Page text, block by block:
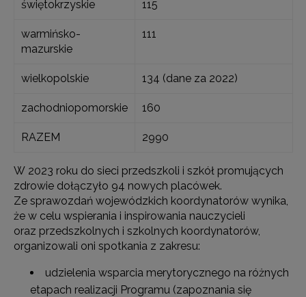
świętokrzyskie 115
warmińsko-
mazurskie
111
wielkopolskie 134 (dane za 2022)
zachodniopomorskie 160
RAZEM 2990
W 2023 roku do sieci przedszkoli i szkół promujących
zdrowie dołączyło 94 nowych placówek.
Ze sprawozdań wojewódzkich koordynatorów wynika,
że w celu wspierania i inspirowania nauczycieli
oraz przedszkolnych i szkolnych koordynatorów,
organizowali oni spotkania z zakresu:
udzielenia wsparcia merytorycznego na różnych
etapach realizacji Programu (zapoznania się